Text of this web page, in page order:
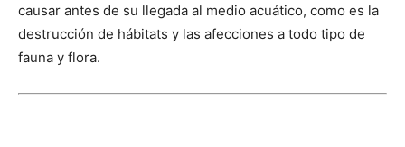
causar antes de su llegada al medio acuático, como es la
destrucción de hábitats y las afecciones a todo tipo de
fauna y flora.